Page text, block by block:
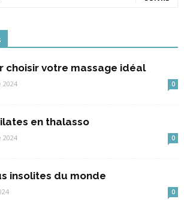
choisir votre massage idéal
0
en thalasso
0
insolites du monde
0